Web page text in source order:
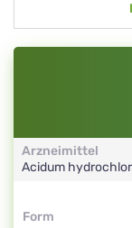
Arzneimittel
Acidum
Form